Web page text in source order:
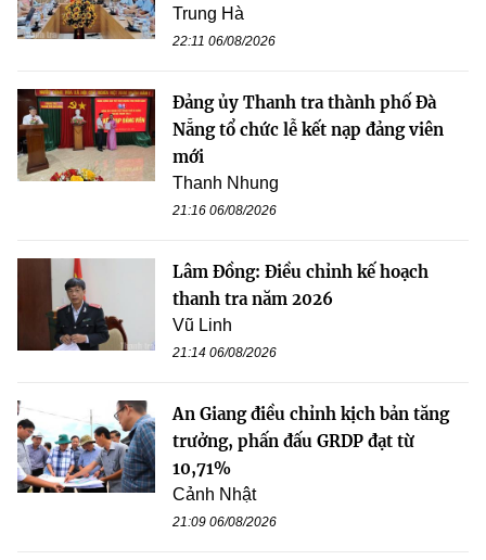
Trung Hà
22:11 06/08/2026
Đảng ủy Thanh tra thành phố Đà
Nẵng tổ chức lễ kết nạp đảng viên
mới
Thanh Nhung
21:16 06/08/2026
Lâm Đồng: Điều chỉnh kế hoạch
thanh tra năm 2026
Vũ Linh
21:14 06/08/2026
An Giang điều chỉnh kịch bản tăng
trưởng, phấn đấu GRDP đạt từ
10,71%
Cảnh Nhật
21:09 06/08/2026